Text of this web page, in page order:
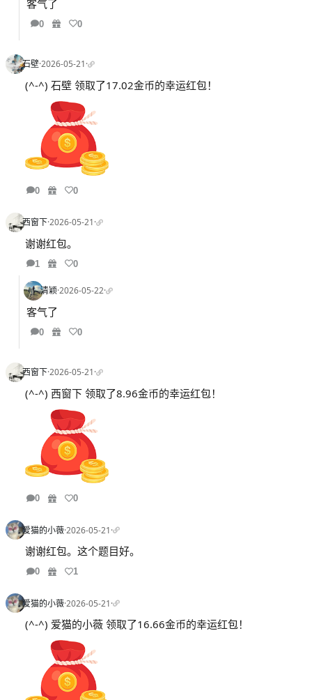
客气了
0 0
石壁·2026-05-21·
(^-^) 石壁 领取了17.02金币的幸运红包！
0 0
西窗下·2026-05-21·
谢谢红包。
1 0
清颖·2026-05-22·
客气了
0 0
西窗下·2026-05-21·
(^-^) 西窗下 领取了8.96金币的幸运红包！
0 0
爱猫的小薇·2026-05-21·
谢谢红包。这个题目好。
0 1
爱猫的小薇·2026-05-21·
(^-^) 爱猫的小薇 领取了16.66金币的幸运红包！